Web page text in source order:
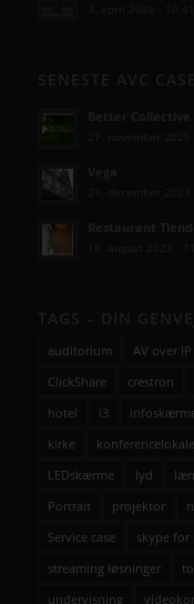
auditorium AV over IP
ClickShare
crestron
hotel
i3
kirke
LEDskærme
lyd
Portrait
projektor
Service case
skype for
streaming løsninger
undervisning